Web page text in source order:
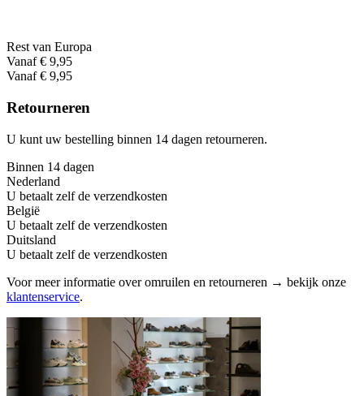
Rest van Europa
Vanaf € 9,95
Vanaf € 9,95
Retourneren
U kunt uw bestelling binnen 14 dagen retourneren.
Binnen 14 dagen
Nederland
U betaalt zelf de verzendkosten
België
U betaalt zelf de verzendkosten
Duitsland
U betaalt zelf de verzendkosten
Voor meer informatie over omruilen en retourneren → bekijk onze
klantenservice.